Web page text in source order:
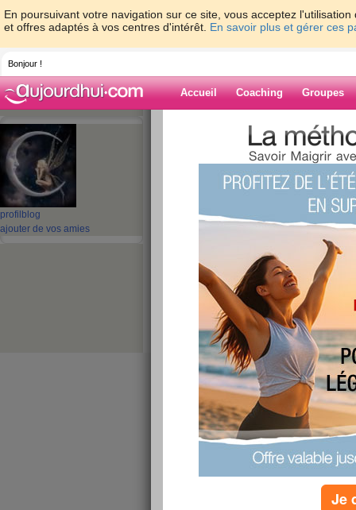
En poursuivant votre navigation sur ce site, vous acceptez
et offres adaptés à vos centres d'intérêt. En savoir plus et gérer ces
Bonjour !
Accueil Coaching Groupes
profil blog
ajouter de vos amies
> >
Blog de kaciope
Je